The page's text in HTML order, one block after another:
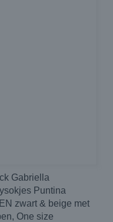
Gabriella
Puntina
zwart & beige met
One size